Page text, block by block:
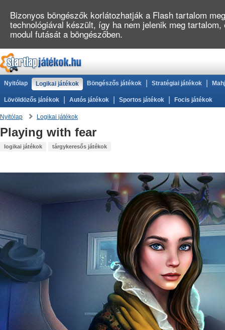
Nyitólap Logikai játékok Böngészős játékok Stratégiai játékok
Lövöldözős játékok Autós játékok Sportos játékok Focis játékok
Nyitólap Logikai játékok
Playing with fear
logikai játékok tárgykeresős játékok
Bizonyos böngészők korlátozhatják a Flash tartalom
technológiával készült, így ha nem jelenik meg
modul futását a böngészőben.